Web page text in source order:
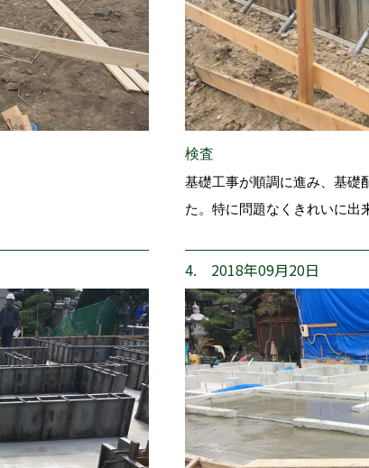
検査
基礎工事が順調に進み、基礎
た。特に問題なくきれいに出
4. 2018年09月20日